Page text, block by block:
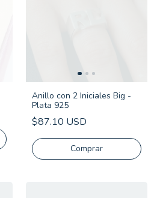
Anillo con 2 Iniciales Big -
Plata 925
$87.10 USD
Comprar